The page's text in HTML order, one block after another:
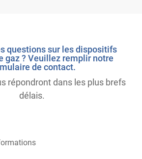
questions sur les dispositifs
gaz ? Veuillez remplir notre
de contact.
répondront dans les plus brefs
délais.